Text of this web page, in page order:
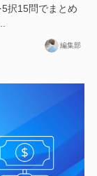
択15問でまとめ
編集部